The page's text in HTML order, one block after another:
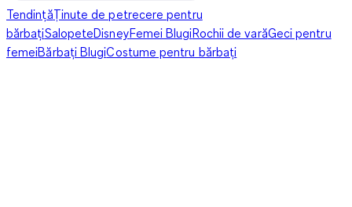
TendințăȚinute de petrecere pentru
bărbațiSalopeteDisneyFemei BlugiRochii de varăGeci pentru
femeiBărbați BlugiCostume pentru bărbați